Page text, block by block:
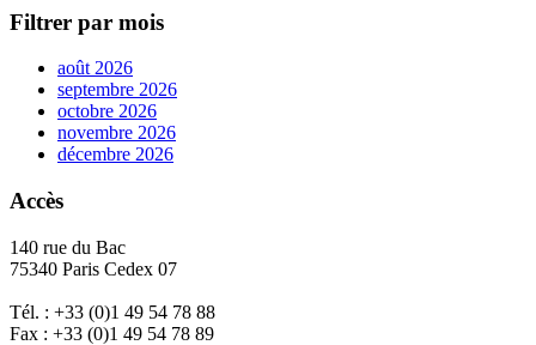
Filtrer par mois
août 2026
septembre 2026
octobre 2026
novembre 2026
décembre 2026
Accès
140 rue du Bac
75340 Paris Cedex 07
Tél. : +33 (0)1 49 54 78 88
Fax : +33 (0)1 49 54 78 89